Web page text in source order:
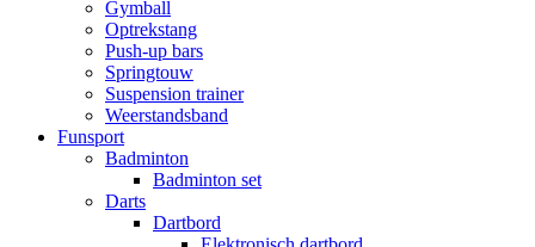
Gymball
Optrekstang
Push-up bars
Springtouw
Suspension trainer
Weerstandsband
Funsport
Badminton
Badminton set
Darts
Dartbord